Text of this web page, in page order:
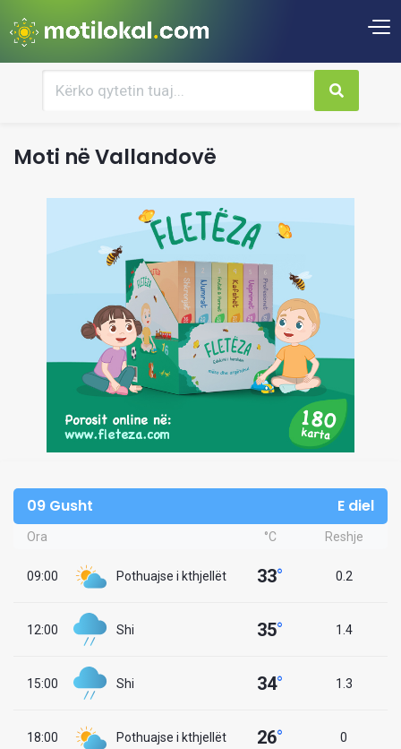
Moti në Vallandovë
09 Gusht E diel
Ora °C Reshje
09:00 Pothuajse i kthjellët 33° 0.2
12:00 Shi 35° 1.4
15:00 Shi 34° 1.3
18:00 Pothuajse i kthjellët 26° 0